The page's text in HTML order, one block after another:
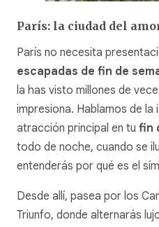
París: la ciudad del
París no necesita
escapadas de fin de
la has visto millones de
impresiona. Hablamos de la
atracción principal en tu fin
todo de noche, cuando se
entenderás por qué es el
Desde allí, pasea por los
Triunfo, donde alternarás